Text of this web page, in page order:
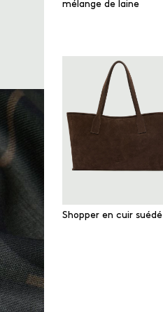
mélange de laine
Shopper en cuir suédé